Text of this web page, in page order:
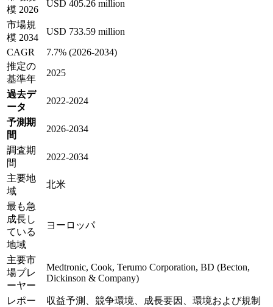
模 2026
USD 405.26 million
市場規
模 2034
USD 733.59 million
CAGR
7.7% (2026-2034)
推定の
基準年
2025
過去デ
ータ
2022-2024
予測期
間
2026-2034
調査期
間
2022-2034
主要地
域
北米
最も急
成長し
ている
地域
ヨーロッパ
主要市
場プレ
ーヤー
Medtronic, Cook, Terumo Corporation, BD (Becton,
Dickinson & Company)
レポー
収益予測、競争環境、成長要因、環境および規制